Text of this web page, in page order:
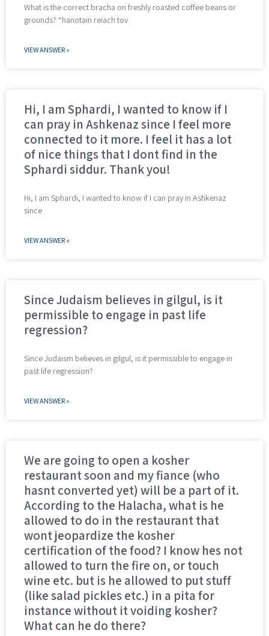
What is the correct bracha on freshly roasted coffee beans or
grounds? “hanotain reiach tov
VIEW ANSWER »
Hi, I am Sphardi, I wanted to know if I
can pray in Ashkenaz since I feel more
connected to it more. I feel it has a lot
of nice things that I dont find in the
Sphardi siddur. Thank you!
Hi, I am Sphardi, I wanted to know if I can pray in Ashkenaz
since
VIEW ANSWER »
Since Judaism believes in gilgul, is it
permissible to engage in past life
regression?
Since Judaism believes in gilgul, is it permissible to engage in
past life regression?
VIEW ANSWER »
We are going to open a kosher
restaurant soon and my fiance (who
hasnt converted yet) will be a part of it.
According to the Halacha, what is he
allowed to do in the restaurant that
wont jeopardize the kosher
certification of the food? I know hes not
allowed to turn the fire on, or touch
wine etc. but is he allowed to put stuff
(like salad pickles etc.) in a pita for
instance without it voiding kosher?
What can he do there?